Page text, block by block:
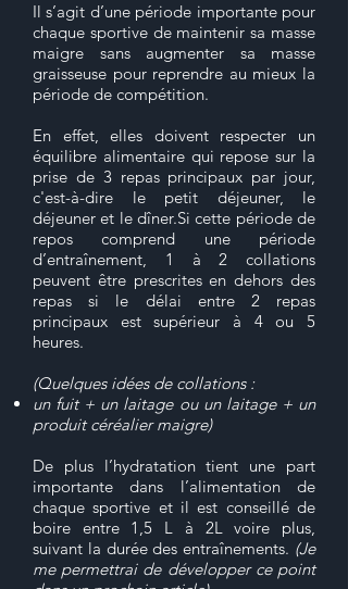
Il s’agit d’une période importante pour
chaque sportive de maintenir sa masse
maigre sans augmenter sa masse
graisseuse pour reprendre au mieux la
période de compétition.
En effet, elles doivent respecter un
équilibre alimentaire qui repose sur la
prise de 3 repas principaux par jour,
c'est-à-dire le petit déjeuner, le
déjeuner et le dîner.Si cette période de
repos comprend une période
d’entraînement, 1 à 2 collations
peuvent être prescrites en dehors des
repas si le délai entre 2 repas
principaux est supérieur à 4 ou 5
heures.
(Quelques idées de collations :
un fuit + un laitage ou un laitage + un
produit céréalier maigre)
De plus l’hydratation tient une part
importante dans l’alimentation de
chaque sportive et il est conseillé de
boire entre 1,5 L à 2L voire plus,
suivant la durée des entraînements. (Je
me permettrai de développer ce point